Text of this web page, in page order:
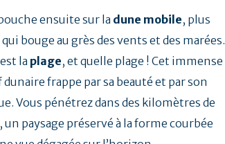
ensuite sur la dune mobile, plus
bouge au grès des vents et des marées.
la plage, et quelle plage ! Cet immense
dunaire frappe par sa beauté et par son
Vous pénétrez dans des kilomètres de
un paysage préservé à la forme courbée